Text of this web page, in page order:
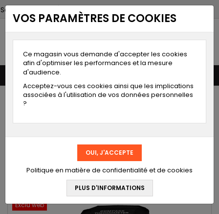
Select Language
Moineau
instruments
Spécialiste de la mesure

ACCUEIL
MODE DE PAIEMENT
LIEN VERS NOTRE CHAINE YOUTUBE
DÉSTOCKAGE
Exclu web
VOS PARAMÈTRES DE COOKIES
Ce magasin vous demande d'accepter les cookies
afin d'optimiser les performances et la mesure
d'audience.
Acceptez-vous ces cookies ainsi que les implications
associées à l'utilisation de vos données personnelles
?
Politique en matière de confidentialité et de cookies